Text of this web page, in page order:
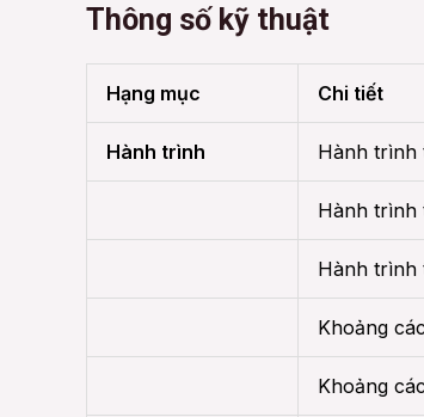
Thông số kỹ thuật
Hạng mục Chi tiết
Hành trình Hành trình
Hành trình
Hành trình
Khoảng
Khoảng